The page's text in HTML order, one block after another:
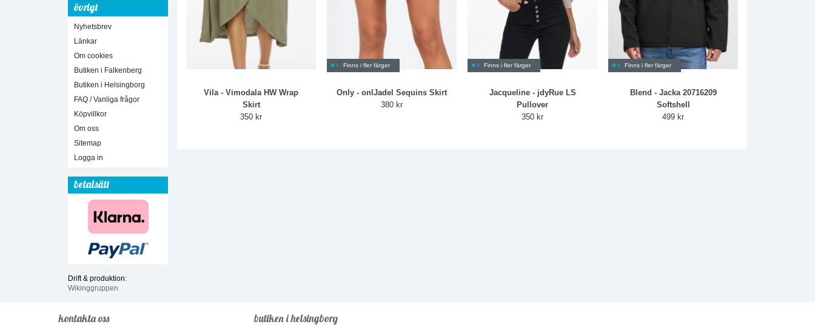
övrigt
Nyhetsbrev
Länkar
Om cookies
Butiken i Falkenberg
Butiken i Helsingborg
FAQ / Vanliga frågor
Köpvillkor
Om oss
Sitemap
Logga in
betalsätt
Drift & produktion:
Wikinggruppen
Vila - Vimodala HW Wrap
Skirt
350 kr
Finns i fler färger
Only - onlJadel Sequins Skirt
380 kr
Finns i fler färger
Jacqueline - jdyRue LS
Pullover
350 kr
Finns i fler färger
Blend - Jacka 20716209
Softshell
499 kr
kontakta oss butiken i helsingborg